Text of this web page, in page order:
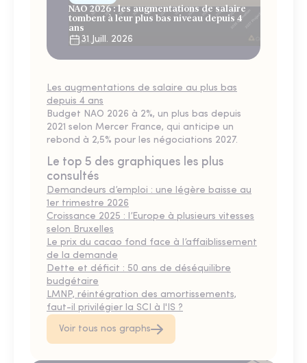
NAO 2026 : les augmentations de salaire
tombent à leur plus bas niveau depuis 4
ans
31 Juill. 2026
Les augmentations de salaire au plus bas
depuis 4 ans
Budget NAO 2026 à 2%, un plus bas depuis
2021 selon Mercer France, qui anticipe un
rebond à 2,5% pour les négociations 2027.
Le top 5 des graphiques les plus
consultés
Demandeurs d’emploi : une légère baisse au
1er trimestre 2026
Croissance 2025 : l’Europe à plusieurs vitesses
selon Bruxelles
Le prix du cacao fond face à l’affaiblissement
de la demande
Dette et déficit : 50 ans de déséquilibre
budgétaire
LMNP, réintégration des amortissements,
faut-il privilégier la SCI à l'IS ?
Voir tous nos graphs